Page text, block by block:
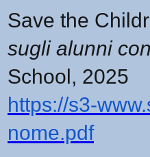
Save the
sugli alunni
School, 2025
https://s3-
nome.pdf